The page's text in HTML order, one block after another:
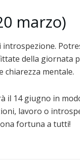
marzo)
della giornata
chiarezza mentale.
il 14 giugno in
lavoro o
fortuna a tutti!